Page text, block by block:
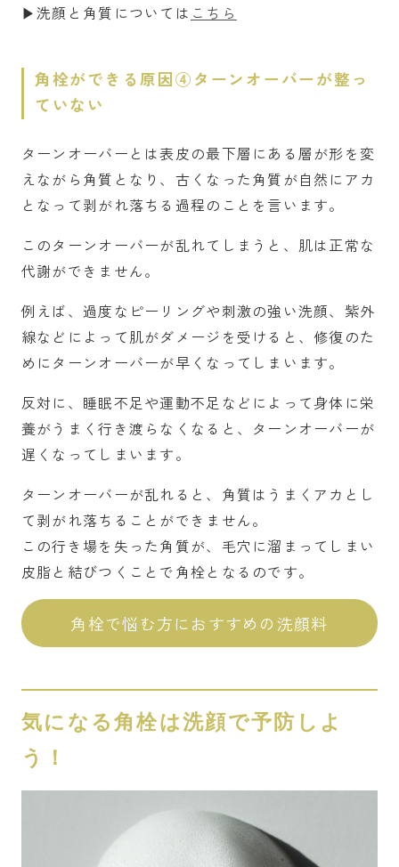
▶︎洗顔と角質については こちら
角栓ができる原因④ターンオーバーが整っ
ていない
ターンオーバーとは表皮の最下層にある層が形を変
えながら角質となり、古くなった角質が自然にアカ
となって剥がれ落ちる過程のことを言います。
このターンオーバーが乱れてしまうと、肌は正常な
代謝ができません。
例えば、過度なピーリングや刺激の強い洗顔、紫外
線などによって肌がダメージを受けると、修復のた
めにターンオーバーが早くなってしまいます。
反対に、睡眠不足や運動不足などによって身体に栄
養がうまく行き渡らなくなると、ターンオーバーが
遅くなってしまいます。
ターンオーバーが乱れると、角質はうまくアカとし
て剥がれ落ちることができません。
この行き場を失った角質が、毛穴に溜まってしまい
皮脂と結びつくことで角栓となるのです。
角栓で悩む方におすすめの洗顔料
気になる角栓は洗顔で予防しよ
う！